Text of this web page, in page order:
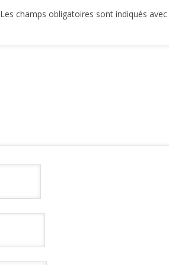
Les champs obligatoires sont indiqués avec